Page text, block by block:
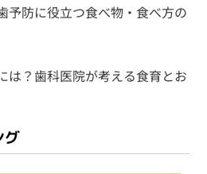
予防に役立つ食べ物・食べ方の
は？歯科医院が考える食育とお
グ